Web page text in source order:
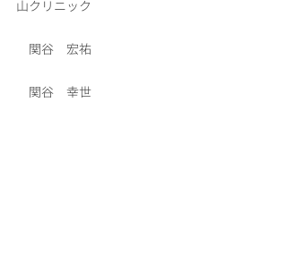
山クリニック
関谷　宏祐
関谷　幸世